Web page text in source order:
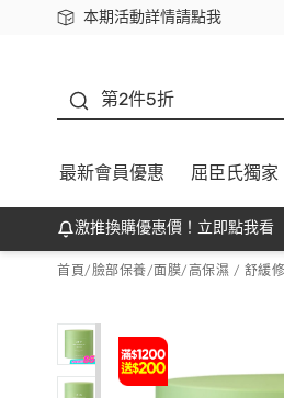
本期活動詳情請點我
下載app最高回饋$350
第2件5折
最新會員優惠 屈臣氏獨家
激推換購優惠價！立即點我看
首頁/臉部保養/面膜/ 高保濕 / 舒緩